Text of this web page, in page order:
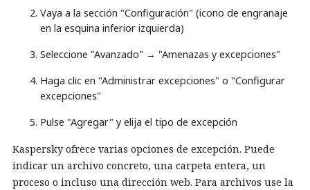
Vaya a la sección "Configuración" (icono de engranaje
en la esquina inferior izquierda)
Seleccione "Avanzado" → "Amenazas y excepciones"
Haga clic en "Administrar excepciones" o "Configurar
excepciones"
Pulse "Agregar" y elija el tipo de excepción
Kaspersky ofrece varias opciones de excepción. Puede
indicar un archivo concreto, una carpeta entera, un
proceso o incluso una dirección web. Para archivos use la